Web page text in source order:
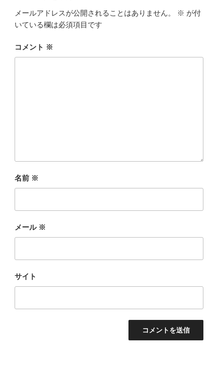
メールアドレスが公開されることはありません。 ※ が付
いている欄は必須項目です
コメント ※
名前 ※
メール ※
サイト